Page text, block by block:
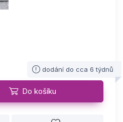
dodání do cca 6 týdnů
Do košíku